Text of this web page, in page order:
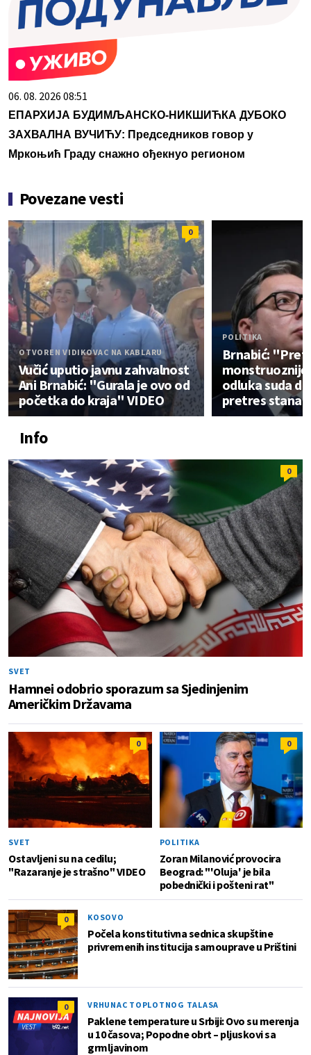
06. 08. 2026 08:51
ЕПАРХИЈА БУДИМЉАНСКО-НИКШИЋКА ДУБОКО
ЗАХВАЛНА ВУЧИЋУ: Председников говор у
Мркоњић Граду снажно ођекнуо регионом
Povezane vesti
0
OTVOREN VIDIKOVAC NA KABLARU
Vučić uputio javnu zahvalnost
Ani Brnabić: "Gurala je ovo od
početka do kraja" VIDEO
POLITIKA
Brnabić:
odluka suda
pretres stana
Info
0
SVET
Hamnei odobrio sporazum sa Sjedinjenim
Američkim Državama
0
SVET
Ostavljeni su na cedilu;
"Razaranje je strašno" VIDEO
0
POLITIKA
Zoran Milanović provocira
Beograd: "'Oluja' je bila
pobednički i pošteni rat"
0 KOSOVO
Počela konstitutivna sednica skupštine
privremenih institucija samouprave u Prištini
0 VRHUNAC TOPLOTNOG TALASA
Paklene temperature u Srbiji: Ovo su merenja
u 10 časova; Popodne obrt – pljuskovi sa
grmljavinom